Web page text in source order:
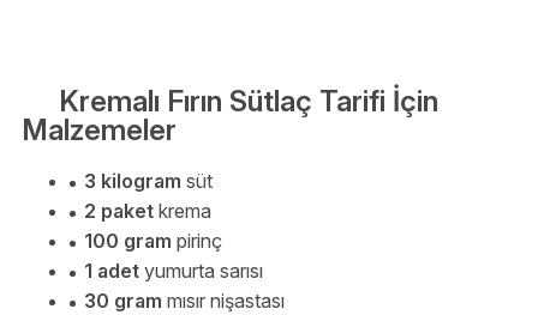
Kremalı Fırın Sütlaç Tarifi İçin
Malzemeler
3 kilogram süt
2 paket krema
100 gram pirinç
1 adet yumurta sarısı
30 gram mısır nişastası